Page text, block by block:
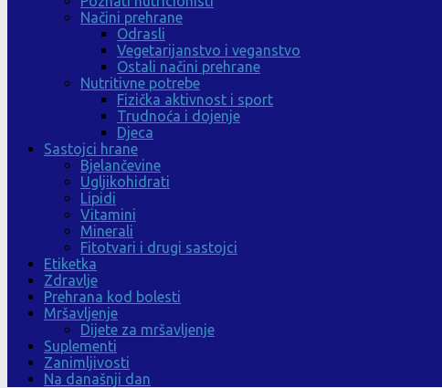
Načini prehrane
Odrasli
Vegetarijanstvo i veganstvo
Ostali načini prehrane
Nutritivne potrebe
Fizička aktivnost i sport
Trudnoća i dojenje
Djeca
Sastojci hrane
Bjelančevine
Ugljikohidrati
Lipidi
Vitamini
Minerali
Fitotvari i drugi sastojci
Etiketka
Zdravlje
Prehrana kod bolesti
Mršavljenje
Dijete za mršavljenje
Suplementi
Zanimljivosti
Na današnji dan